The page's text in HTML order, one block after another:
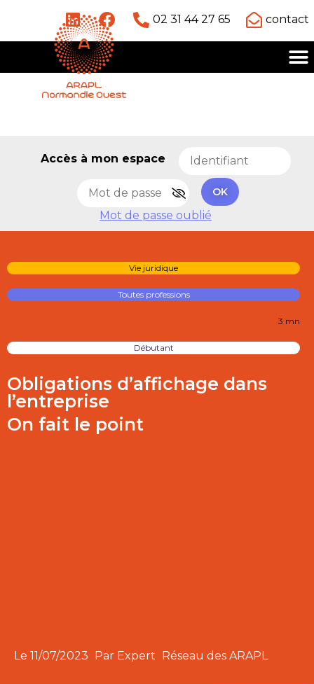
02 31 44 27 65 contact
Accès à mon espace
OK
Mot de passe oublié
Vie juridique
Toutes professions
3 mn
Débutant
Obligations d’affichage dans
l’entreprise
On fait le point
Le 11/07/2023 Par Expert Réseau des ARAPL